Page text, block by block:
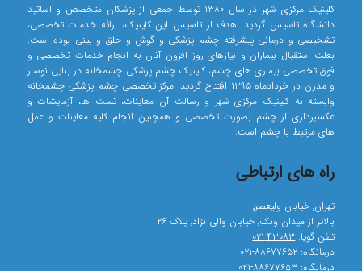
کلینیک مرکزی شهر در سال ۱۳۸۰ توسط جمعی از پزشکان متخصص و اساتید
دانشگاه تاسیس گردید. هدف از تاسیس این کلینیک، ارائه خدمات تخصصی،
تشخیصی و درمانی پیشرفته چشم پزشکی و گوش و حلق و بینی بوده است.
بعلت استقبال بیماران و نیازهای روز افزون آنان به انجام خدمات تخصصی و
فوق تخصصی بیماری های چشم، کلینیک چشم پزشکی چشمخانه در بنایی نوساز
و مدرن در خردادماه ۱۳۹۵ افتتاح گردید. مرکز تخصصی چشم پزشکی چشمخانه
وابسته به کلینیک مرکزی شهر و رسالت آن معاینات، تست ها، آزمایشات و
عکسبرداری از چشم بصورت تخصصی و همچنین انجام کلیه معاینات و عمل
های مرتبط با چشم است.
راه های ارتباطی
تهران٬ خیابان ولیعصر٬
بالاتر از میدان ونک٬ خیابان والی نژاد٬ پلاک ۲۶
تلفن گویا:۴۳۰۸۳-۰۲۱
درمانگاه:۸۸۶۷۷۶۵۲-۰۲۱
درمانگاه: ۸۸۶۷۷۶۵۳-۰۲۱